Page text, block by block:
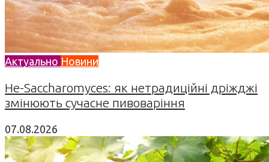
Актуально Новини
Не-Saccharomyces: як нетрадиційні дріжджі
змінюють сучасне пивоваріння
07.08.2026